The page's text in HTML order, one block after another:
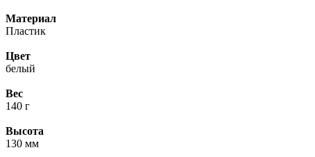
Материал
Пластик
Цвет
белый
Вес
140 г
Высота
130 мм